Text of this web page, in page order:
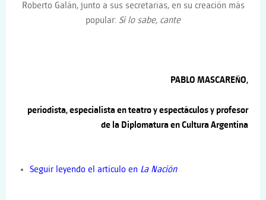
Roberto Galán, junto a sus secretarias, en su creación más
popular: Si lo sabe, cante
PABLO MASCAREÑO,
periodista, especialista en teatro y espectáculos y profesor
de la Diplomatura en Cultura Argentina
Seguir leyendo el artículo en La Nación